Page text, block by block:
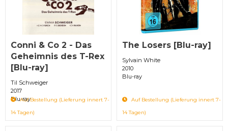
Conni & Co 2 - Das
Geheimnis des T-Rex
[Blu-ray]
Til Schweiger
2017
Blu-ray
Auf Bestellung (Lieferung innert 7-
14 Tagen)
The Losers [Blu-ray]
Sylvain White
2010
Blu-ray
Auf Bestellung (Lieferung innert 7-
14 Tagen)